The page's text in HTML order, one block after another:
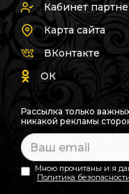
Кабинет
Карта сайта
ВКонтакте
ОК
Рассылка только
никакой рекламы
Мною прочитаны и я
Политика